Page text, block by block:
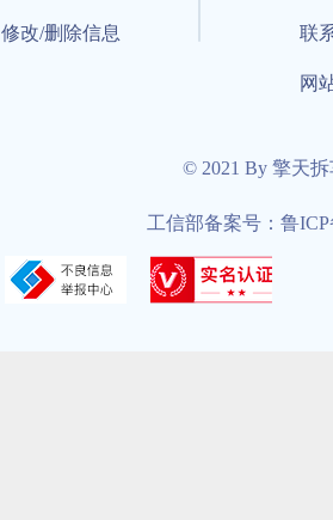
修改/删除信息 联
网
© 2021 By 擎天
工信部备案号：鲁